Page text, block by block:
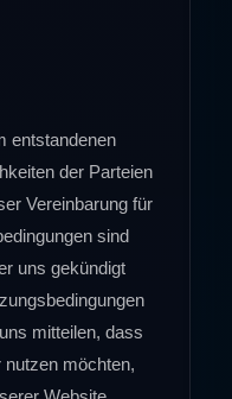
entstandenen
der Parteien
Vereinbarung für
sind
uns gekündigt
mitteilen, dass
möchten,